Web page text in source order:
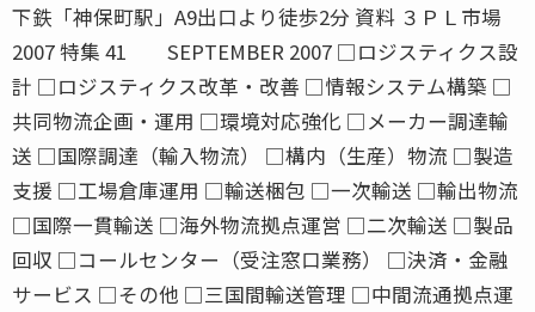
下鉄「神保町駅」A9出口より徒歩2分 資料 ３ＰＬ市場
2007 特集 41 SEPTEMBER 2007 □ロジスティクス設
計 □ロジスティクス改革・改善 □情報システム構築 □
共同物流企画・運用 □環境対応強化 □メーカー調達輸
送 □国際調達（輸入物流） □構内（生産）物流 □製造
支援 □工場倉庫運用 □輸送梱包 □一次輸送 □輸出物流
□国際一貫輸送 □海外物流拠点運営 □二次輸送 □製品
回収 □コールセンター（受注窓口業務） □決済・金融
サービス □その他 □三国間輸送管理 □中間流通拠点運